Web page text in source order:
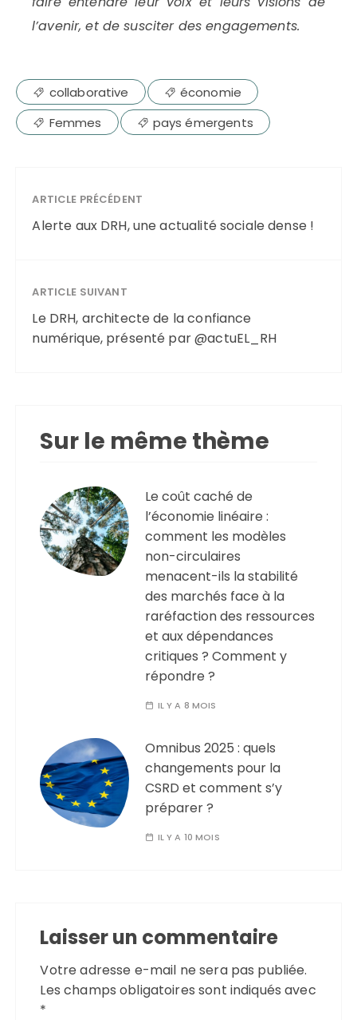
l’avenir, et de susciter des engagements.
collaborative
économie
Femmes
pays émergents
ARTICLE PRÉCÉDENT
Alerte aux DRH, une actualité sociale dense !
ARTICLE SUIVANT
Le DRH, architecte de la confiance
numérique, présenté par @actuEL_RH
Sur le même thème
Le coût caché de
l’économie linéaire :
comment les modèles
non-circulaires
menacent-ils la stabilité
des marchés face à la
raréfaction des ressources
et aux dépendances
critiques ? Comment y
répondre ?
IL Y A 8 MOIS
Omnibus 2025 : quels
changements pour la
CSRD et comment s’y
préparer ?
IL Y A 10 MOIS
Laisser un commentaire
Votre adresse e-mail ne sera pas publiée.
Les champs obligatoires sont indiqués avec
*